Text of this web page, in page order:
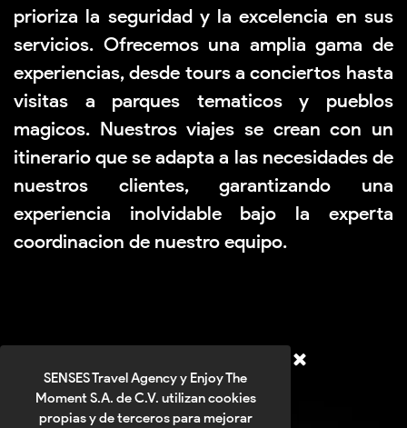
SENSES Travel Agency y Enjoy The
Moment S.A. de C.V. utilizan cookies
propias y de terceros para mejorar
prioriza la seguridad y la excelencia en sus
servicios. Ofrecemos una amplia gama de
experiencias, desde tours a conciertos hasta
visitas a parques tematicos y pueblos
magicos. Nuestros viajes se crean con un
itinerario que se adapta a las necesidades de
nuestros clientes, garantizando una
experiencia inolvidable bajo la experta
coordinacion de nuestro equipo.